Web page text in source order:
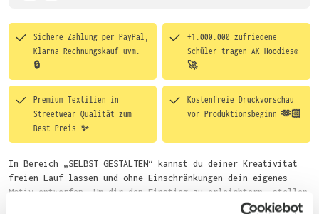
Sichere Zahlung per PayPal,
Klarna Rechnungskauf uvm.
🔒
+1.000.000 zufriedene
Schüler tragen AK Hoodies®
🚀
Premium Textilien in
Streetwear Qualität zum
Best-Preis ✨
Kostenfreie Druckvorschau
vor Produktionsbeginn 🫶🏻
Im Bereich „SELBST GESTALTEN“ kannst du deiner Kreativität
freien Lauf lassen und ohne Einschränkungen dein eigenes
Motiv entwerfen. Um dir den Einstieg zu erleichtern, stellen
wir eine von unseren Designern vorgefertigte Vorlage bereit.